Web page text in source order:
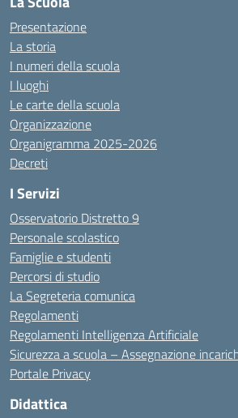
Presentazione
La storia
I numeri della scuola
I luoghi
Le carte della scuola
Organizzazione
Organigramma 2025-2026
Decreti
I Servizi
Osservatorio Distretto 9
Personale scolastico
Famiglie e studenti
Percorsi di studio
La Segreteria comunica
Regolamenti
Regolamenti Intelligenza Artificiale
Sicurezza a scuola – Assegnazione
Portale Privacy
Didattica